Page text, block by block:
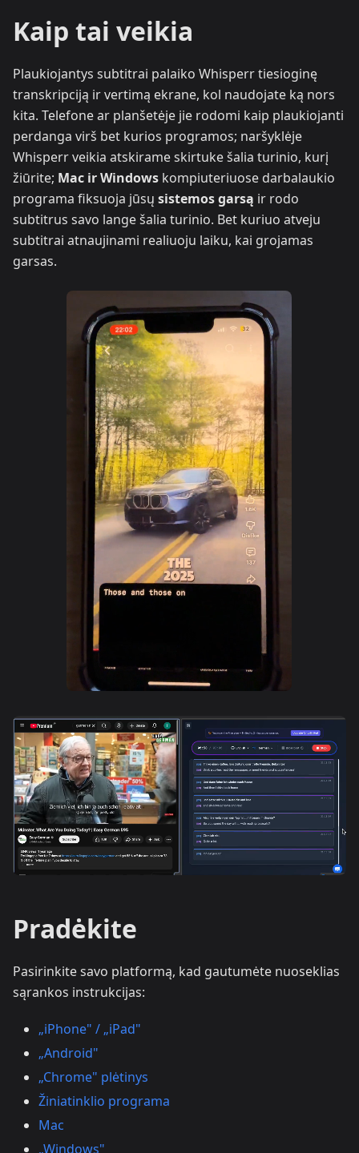
Kaip tai veikia
Plaukiojantys subtitrai palaiko Whisperr tiesioginę
transkripciją ir vertimą ekrane, kol naudojate ką nors
kita. Telefone ar planšetėje jie rodomi kaip plaukiojanti
perdanga virš bet kurios programos; naršyklėje
Whisperr veikia atskirame skirtuke šalia turinio, kurį
žiūrite; Mac ir Windows kompiuteriuose darbalaukio
programa fiksuoja jūsų sistemos garsą ir rodo
subtitrus savo lange šalia turinio. Bet kuriuo atveju
subtitrai atnaujinami realiuoju laiku, kai grojamas
garsas.
Pradėkite
Pasirinkite savo platformą, kad gautumėte nuoseklias
sąrankos instrukcijas:
„iPhone" / „iPad"
„Android"
„Chrome" plėtinys
Žiniatinklio programa
Mac
„Windows"